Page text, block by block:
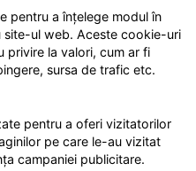
pentru a înțelege modul în
ul web. Aceste cookie-uri
privire la valori, cum ar fi
sursa de trafic etc.
pentru a oferi vizitatorilor
pe care le-au vizitat
campaniei publicitare.